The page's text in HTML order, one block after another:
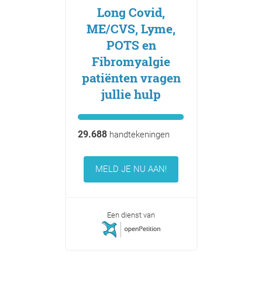
Long Covid,
ME/CVS, Lyme,
POTS en
Fibromyalgie
patiënten vragen
jullie hulp
29.688handtekeningen
MELD JE NU AAN!
Een dienst van